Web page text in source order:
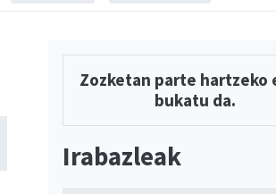
Zozketan parte hartzeko
bukatu da.
Irabazleak